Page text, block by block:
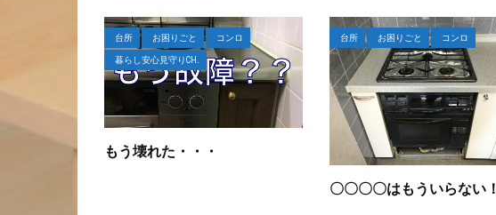
台所 お困りごと
コンロ
暮らし安心見守りCH.
もう壊れた・・・
台所 お困りごと コンロ
〇〇〇〇はもういらない！